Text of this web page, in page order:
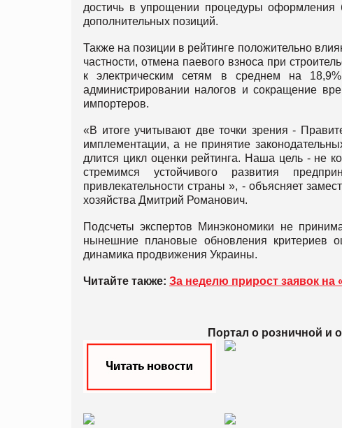
достичь в упрощении процедуры оформления
дополнительных позиций.
Также на позиции в рейтинге положительно
частности, отмена паевого взноса при
к электрическим сетям в среднем на
администрировании налогов и сокращение
импортеров.
«В итоге учитывают две точки зрения -
имплементации, а не принятие
длится цикл оценки рейтинга. Наша цель - не
стремимся устойчивого развития
привлекательности страны », - объясняет
хозяйства Дмитрий Романович.
Подсчеты экспертов Минэкономики не
нынешние плановые обновления критериев
динамика продвижения Украины.
Читайте также: За неделю прирост заявок на
Портал о розничной и